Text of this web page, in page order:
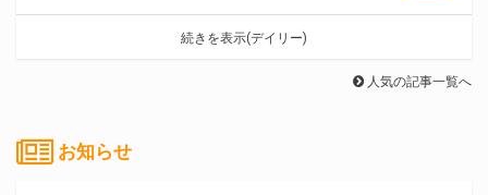
続きを表示(デイリー)
人気の記事一覧へ
お知らせ